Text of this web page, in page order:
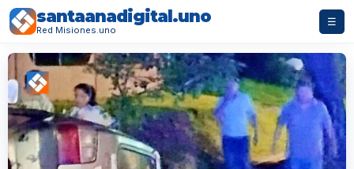
santaanadigital.uno
Red Misiones.uno
☰